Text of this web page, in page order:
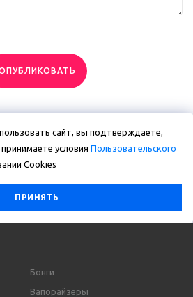
сайт, вы подтверждаете,
условия Пользовательского
Сookies
ПРИНЯТЬ
Бонги
Вапорайзеры